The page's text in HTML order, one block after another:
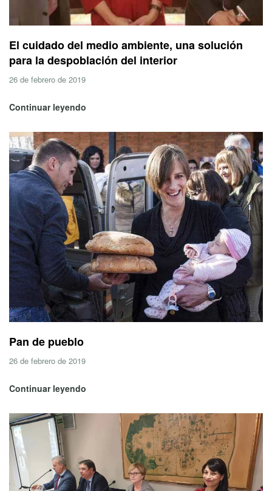
El cuidado del medio ambiente, una solución
para la despoblación del interior
26 de febrero de 2019
Continuar leyendo
Pan de pueblo
26 de febrero de 2019
Continuar leyendo